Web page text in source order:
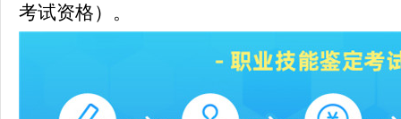
考试资格）。